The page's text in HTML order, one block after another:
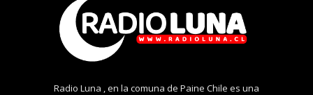
Radio Luna , en la comuna de Paine Chile es una